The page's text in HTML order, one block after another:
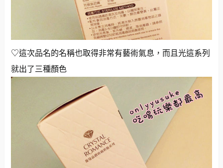
♡這次品名的名稱也取得非常有藝術氣息，而且光這系列
就出了三種顏色